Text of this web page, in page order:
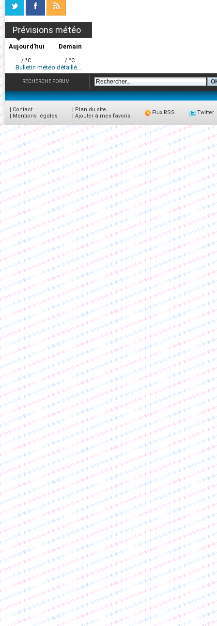
Prévisions météo
Aujourd'hui
/ °C
Demain
/ °C
Bulletin météo détaillé...
RECHERCHE FORUM
| Contact
| Mentions légales
| Plan du site
| Ajouter à mes favoris
Flux RSS Twitter